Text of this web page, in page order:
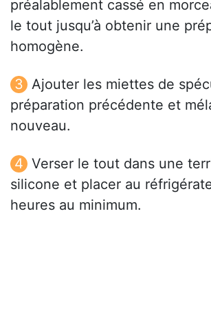
préalablement cassé en
le tout jusqu’à obtenir une
homogène.
Ajouter les miettes de
préparation précédente et
nouveau.
Verser le tout dans une
silicone et placer au
heures au minimum.